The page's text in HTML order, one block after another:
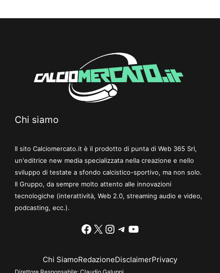
Chi siamo
Il sito Calciomercato.it è il prodotto di punta di Web 365 Srl,
un'editrice new media specializzata nella creazione e nello
sviluppo di testate a sfondo calcistico-sportivo, ma non solo.
Il Gruppo, da sempre molto attento alle innovazioni
tecnologiche (interattività, Web 2.0, streaming audio e video,
podcasting, ecc.).
Facebook
X Instagram
Telegram
YouTube
Chi SiamoRedazioneDisclaimerPrivacy